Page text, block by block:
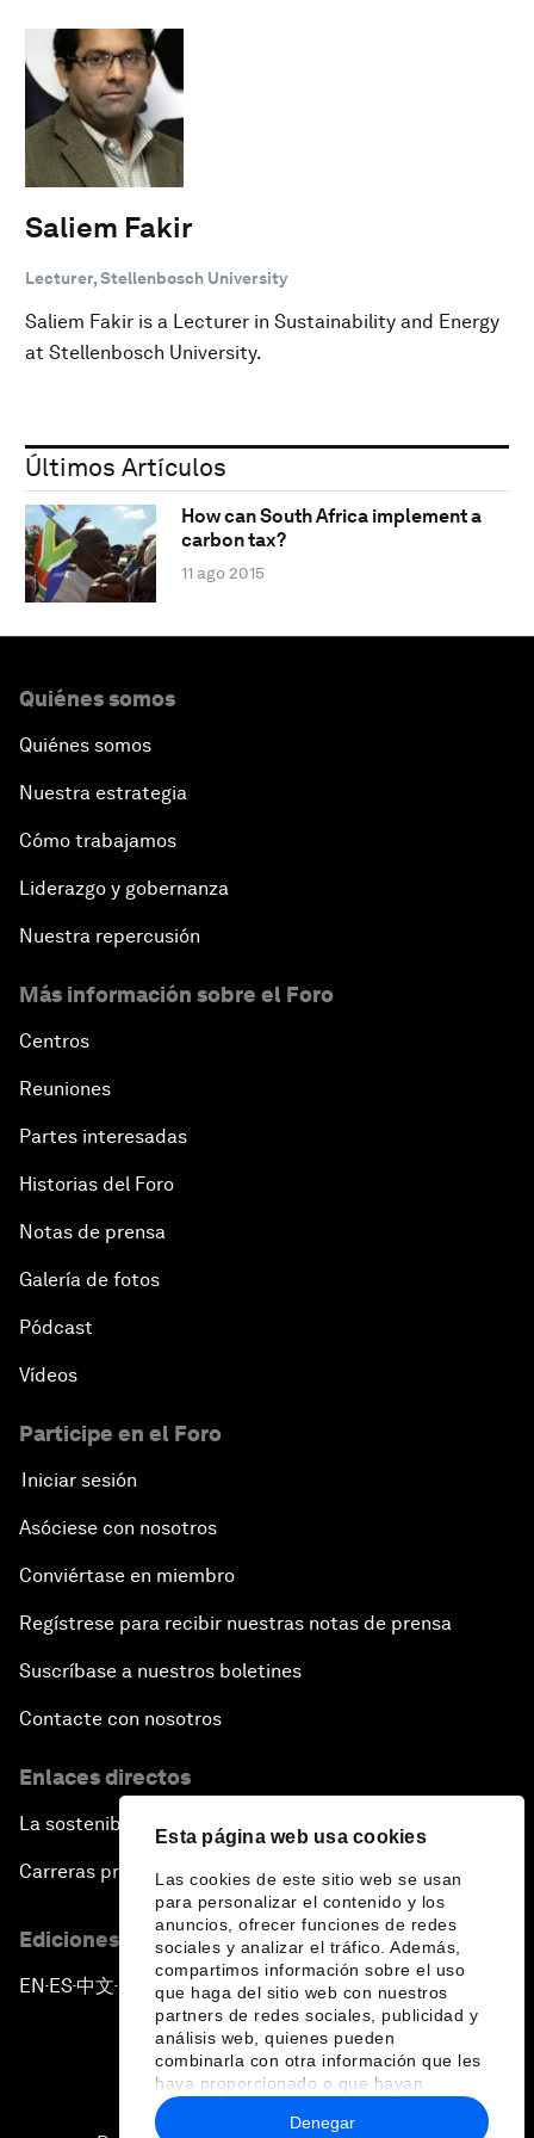
Esta página web usa cookies
Las cookies de este sitio web se usan
para personalizar el contenido y los
anuncios, ofrecer funciones de redes
sociales y analizar el tráfico. Además,
compartimos información sobre el uso
que haga del sitio web con nuestros
partners de redes sociales, publicidad y
análisis web, quienes pueden
combinarla con otra información que les
haya proporcionado o que hayan
recopilado a partir del uso que haya
hecho de sus servicios.
Denegar
Saliem Fakir
Lecturer, Stellenbosch University
Saliem Fakir is a Lecturer in Sustainability and Energy
at Stellenbosch University.
Últimos Artículos
How can South Africa implement a
carbon tax?
11 ago 2015
Quiénes somos
Quiénes somos
Nuestra estrategia
Cómo trabajamos
Liderazgo y gobernanza
Nuestra repercusión
Más información sobre el Foro
Centros
Reuniones
Partes interesadas
Historias del Foro
Notas de prensa
Galería de fotos
Pódcast
Vídeos
Participe en el Foro
Iniciar sesión
Asóciese con nosotros
Conviértase en miembro
Regístrese para recibir nuestras notas de prensa
Suscríbase a nuestros boletines
Contacte con nosotros
Enlaces directos
La sostenibilidad en el Foro
Carreras profesionales
Ediciones en otros idiomas
EN ▪ES▪中文▪ 日本語